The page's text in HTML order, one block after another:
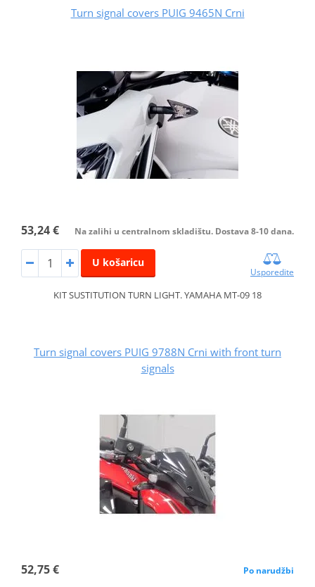
Turn signal covers PUIG 9465N Crni
53,24 € Na zalihi u centralnom skladištu. Dostava 8-10 dana.
U košaricu
Usporedite
KIT SUSTITUTION TURN LIGHT. YAMAHA MT-09 18
Turn signal covers PUIG 9788N Crni with front turn
signals
52,75 € Po narudžbi